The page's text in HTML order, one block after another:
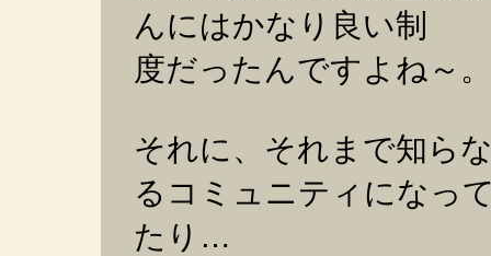
んにはかなり良い制
度だったんですよね～。
それに、それまで知ら
るコミュニティになっ
たり…